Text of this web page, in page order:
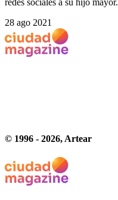
redes sociales a su hijo mayor.
28 ago 2021
© 1996 - 2026, Artear